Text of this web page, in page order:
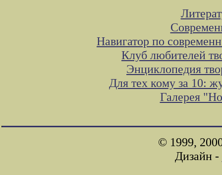
Навигатор по
Клуб любителей
Энциклопедия
Для тех кому за 10:
Галерея
© 1999,
Дизайн -